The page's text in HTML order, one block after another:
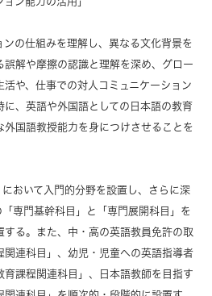
ンの仕組みを理解し、異なる文化背景を
誤解や摩擦の認識と理解を深め、グロー
活や、仕事での対人コミュニケーション
に、英語や外国語としての日本語の教育
外国語教授能力を身につけさせることを
おいて入門的分野を設置し、さらに深
専門基幹科目」と「専門展開科目」を
する。また、中・高の英語教員免許の取
関連科目」、幼児・児童への英語指導者
育課程関連科目」、日本語教師を目指す